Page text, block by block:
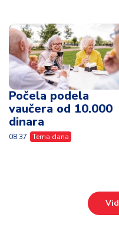
Počela podela
vaučera od 10.000
dinara
08:37 Tema dana